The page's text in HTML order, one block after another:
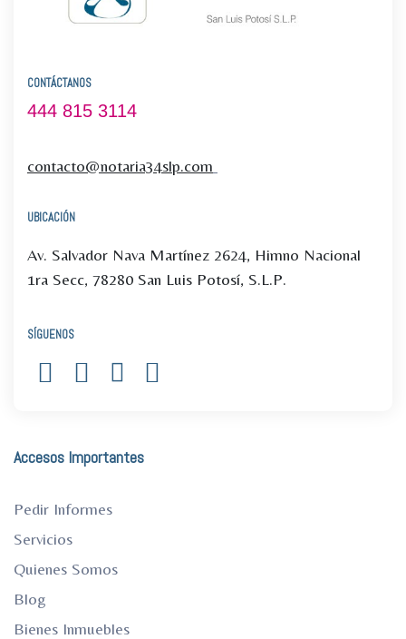
CONTÁCTANOS
444 815 3114
contacto@notaria34slp.com
UBICACIÓN
Av. Salvador Nava Martínez 2624, Himno Nacional
1ra Secc, 78280 San Luis Potosí, S.L.P.
SÍGUENOS
Accesos Importantes
Pedir Informes
Servicios
Quienes Somos
Blog
Bienes Inmuebles